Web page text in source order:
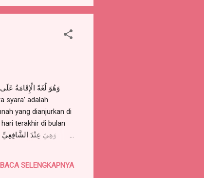
BACA SELENGKAPNYA